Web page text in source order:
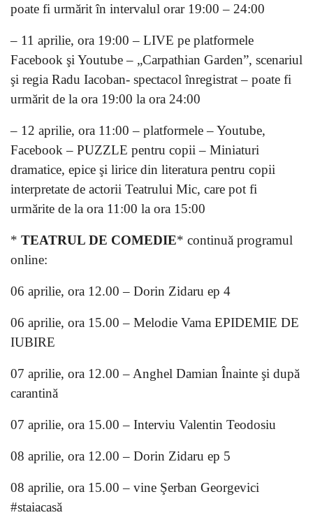
poate fi urmărit în intervalul orar 19:00 – 24:00
– 11 aprilie, ora 19:00 – LIVE pe platformele
Facebook şi Youtube – „Carpathian Garden”, scenariul
şi regia Radu Iacoban- spectacol înregistrat – poate fi
urmărit de la ora 19:00 la ora 24:00
– 12 aprilie, ora 11:00 – platformele – Youtube,
Facebook – PUZZLE pentru copii – Miniaturi
dramatice, epice şi lirice din literatura pentru copii
interpretate de actorii Teatrului Mic, care pot fi
urmărite de la ora 11:00 la ora 15:00
* TEATRUL DE COMEDIE* continuă programul
online:
06 aprilie, ora 12.00 – Dorin Zidaru ep 4
06 aprilie, ora 15.00 – Melodie Vama EPIDEMIE DE
IUBIRE
07 aprilie, ora 12.00 – Anghel Damian Înainte şi după
carantină
07 aprilie, ora 15.00 – Interviu Valentin Teodosiu
08 aprilie, ora 12.00 – Dorin Zidaru ep 5
08 aprilie, ora 15.00 – vine Şerban Georgevici
#staiacasă